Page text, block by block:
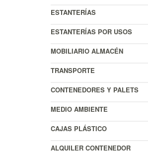
ESTANTERÍAS
ESTANTERÍAS POR USOS
MOBILIARIO ALMACÉN
TRANSPORTE
CONTENEDORES Y PALETS
MEDIO AMBIENTE
CAJAS PLÁSTICO
ALQUILER CONTENEDOR